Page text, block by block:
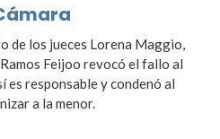
de los jueces Lorena Maggio,
Feijoo revocó el fallo al
es responsable y condenó al
a la menor.